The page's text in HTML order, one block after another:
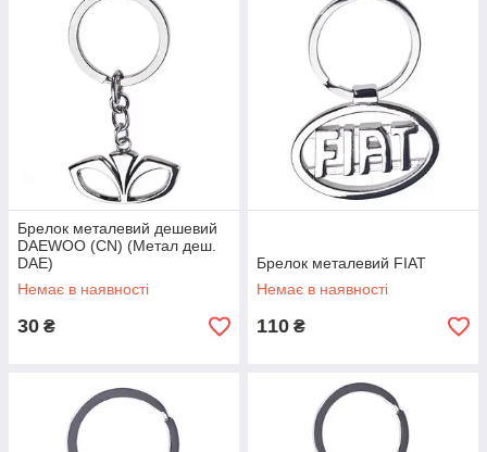
Брелок металевий дешевий
DAEWOO (CN) (Метал деш.
DAE)
Немає в наявності
30 ₴
Брелок металевий FIAT
Немає в наявності
110 ₴